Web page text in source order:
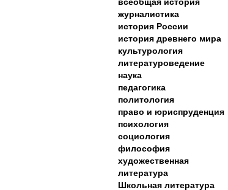
журналистика
история России
история древнего мира
культурология
литературоведение
наука
педагогика
политология
право и юриспруденция
психология
социология
философия
художественная
литература
Школьная литература